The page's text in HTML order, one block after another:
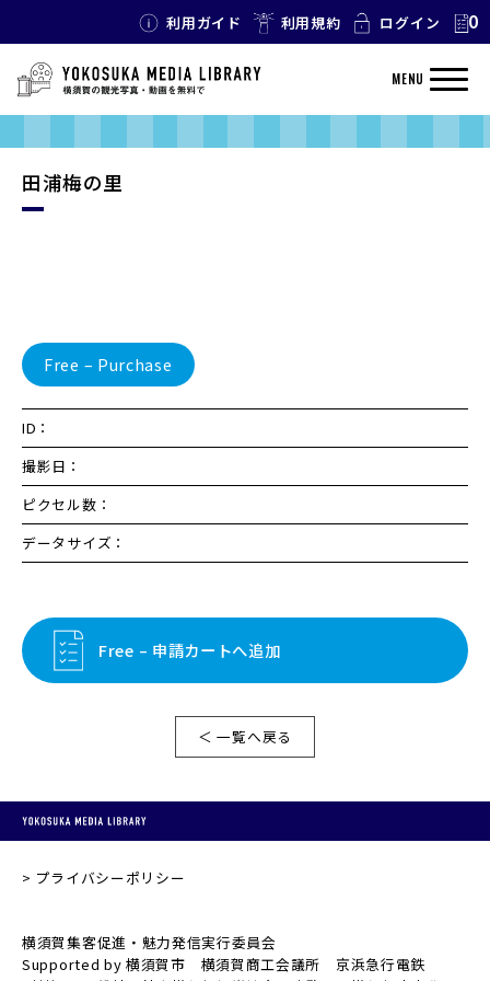
利用ガイド 利用規約 ログイン 0
MENU
田浦梅の里
Free – Purchase
ID：
撮影日：
ピクセル数：
データサイズ：
Free – 申請カートへ追加
＜ 一覧へ戻る
プライバシーポリシー
横須賀集客促進・魅力発信実行委員会
Supported by 横須賀市 横須賀商工会議所 京浜急行電鉄